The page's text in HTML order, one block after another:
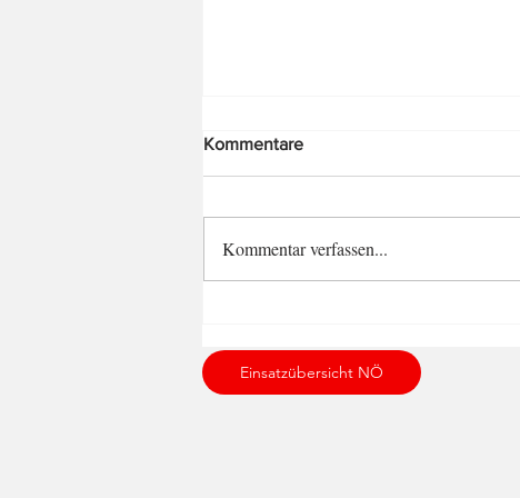
Kommentare
Kommentar verfassen...
Einsatzübersicht NÖ